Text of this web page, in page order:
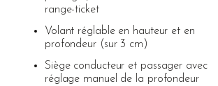
range-ticket
Volant réglable en hauteur et en
profondeur (sur 3 cm)
Siège conducteur et passager avec
réglage manuel de la profondeur